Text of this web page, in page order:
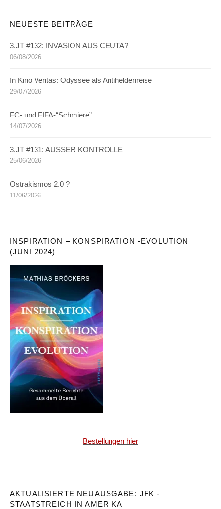
NEUESTE BEITRÄGE
3.JT #132: INVASION AUS CEUTA?
06/08/2026
In Kino Veritas: Odyssee als Antiheldenreise
29/07/2026
FC- und FIFA-“Schmiere”
14/07/2026
3.JT #131: AUSSER KONTROLLE
25/06/2026
Ostrakismos 2.0 ?
11/06/2026
INSPIRATION – KONSPIRATION -EVOLUTION
(JUNI 2024)
Bestellungen hier
AKTUALISIERTE NEUAUSGABE: JFK -
STAATSTREICH IN AMERIKA